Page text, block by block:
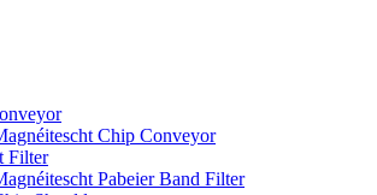
Chip Conveyor
Filter
Pabeier Band Filter